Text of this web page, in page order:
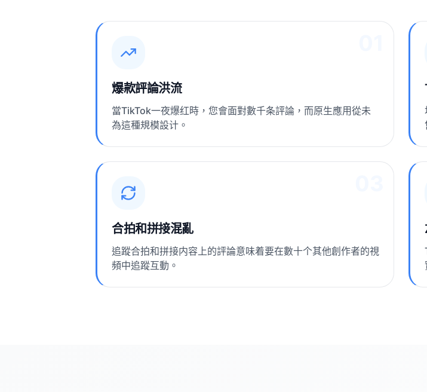
爆款評論洪流
當TikTok一夜爆红時，您會面對數千条評論，而原生應用從未
為這種規模設计。
合拍和拼接混亂
追蹤合拍和拼接内容上的評論意味着要在數十个其他創作者的視
頻中追蹤互動。